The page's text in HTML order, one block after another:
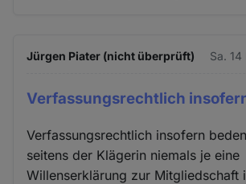
Jürgen Piater (nicht überprüft) Sa. 14
Verfassungsrechtlich
Verfassungsrechtlich insofern
seitens der Klägerin niemals je eine
Willenserklärung zur Mitgliedschaft